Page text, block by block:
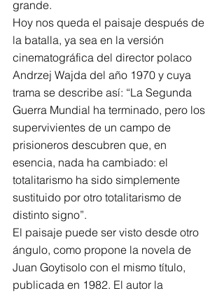
grande.
Hoy nos queda el paisaje después de
la batalla, ya sea en la versión
cinematográfica del director polaco
Andrzej Wajda del año 1970 y cuya
trama se describe así: “La Segunda
Guerra Mundial ha terminado, pero los
supervivientes de un campo de
prisioneros descubren que, en
esencia, nada ha cambiado: el
totalitarismo ha sido simplemente
sustituido por otro totalitarismo de
distinto signo”.
El paisaje puede ser visto desde otro
ángulo, como propone la novela de
Juan Goytisolo con el mismo título,
publicada en 1982. El autor la